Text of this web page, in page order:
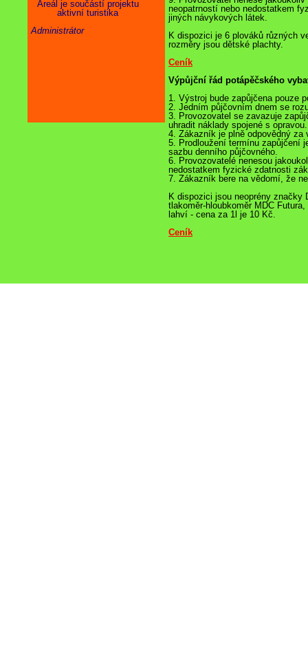
neopatrností nebo nedostatkem
jiných návykových látek.
K dispozici je 6 plováků různých
rozměry jsou dětské plachty.
Ceník
Výpůjční řád potápěčského
1. Výstroj bude zapůjčena pouze
2. Jedním půjčovním dnem se
3. Provozovatel se zavazuje
uhradit náklady spojené s
4. Zákazník je plně odpovědný
5. Prodloužení termínu zapůjčení
sazbu denního půjčovného.
6. Provozovatelé nenesou
nedostatkem fyzické zdatnosti
7. Zákazník bere na vědomí, že
K dispozici jsou neoprény
tlakoměr-hloubkoměr MDC
lahví - cena za 1l je 10 Kč.
Ceník
Areál je součástí projektu
aktivní turistika
Administrátor